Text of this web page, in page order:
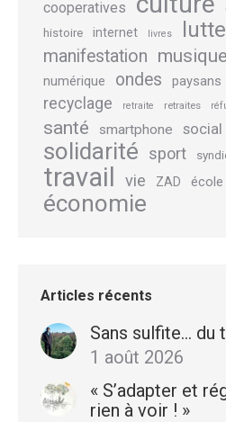
cooperatives
histoire internet livres lutte
manifestation musique
numérique
ondes paysans
recyclage retraite retraites
santé smartphone social
solidarité sport
travail vie ZAD école
économie
Articles récents
Sans sulfite… du
1 août 2026
« S’adapter et
rien à voir ! »